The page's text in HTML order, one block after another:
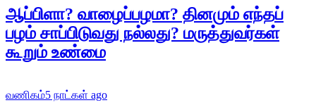
ஆப்பிளா? வாழைப்பழமா? தினமும் எந்தப்
பழம் சாப்பிடுவது நல்லது? மருத்துவர்கள்
கூறும் உண்மை
வணிகம்5 நாட்கள் ago